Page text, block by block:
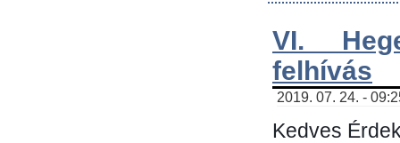
VI.
felhívás
2019. 07. 24. -
Kedves